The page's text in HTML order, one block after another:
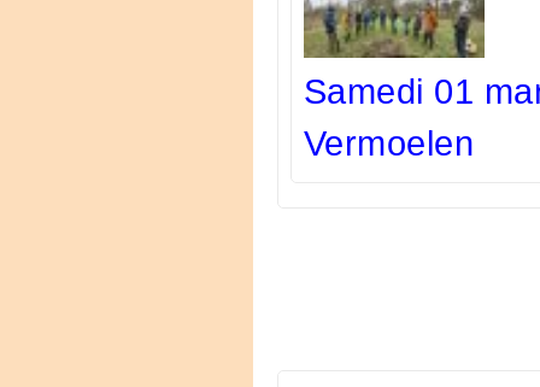
Samedi 01
Vermoelen